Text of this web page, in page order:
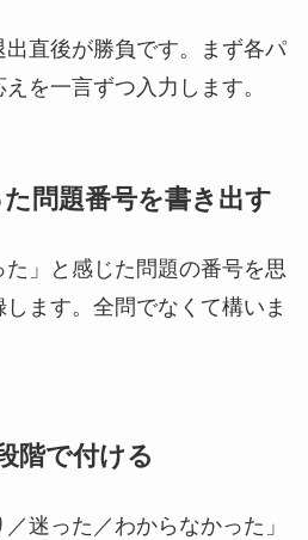
直後が勝負です。まず各パ
を一言ずつ入力します。
問題番号を書き出す
た」と感じた問題の番号を思
ます。全問でなくて構いま
階で付ける
迷った／わからなかった」